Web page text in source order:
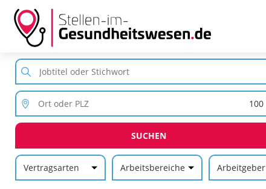
SUCHEN
Vertragsarten Arbeitsbereiche Arbeitgeber